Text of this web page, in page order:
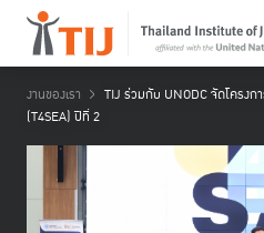
งานของเรา
TIJ ร่วมกับ UNODC จัดโครง
(T4SEA) ปีที่ 2